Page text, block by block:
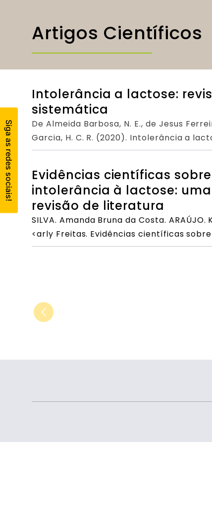
Artigos Científicos
Intolerância a lactose:
sistemática
De Almeida Barbosa, N. E., de Jesus
Garcia, H. C. R. (2020). Intolerância a
Medical
Evidências científicas sobre
intolerância à lactose: uma
revisão de literatura
SILVA. Amanda Bruna da Costa. ARAÚJO.
<arly Freitas. Evidências científicas
literatura